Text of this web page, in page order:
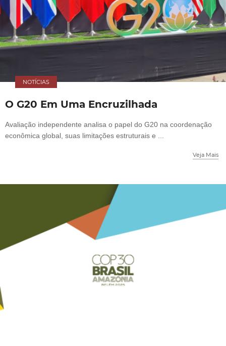
NOTÍCIAS
O G20 Em Uma Encruzilhada
Avaliação independente analisa o papel do G20 na coordenação
econômica global, suas limitações estruturais e ...
Veja Mais